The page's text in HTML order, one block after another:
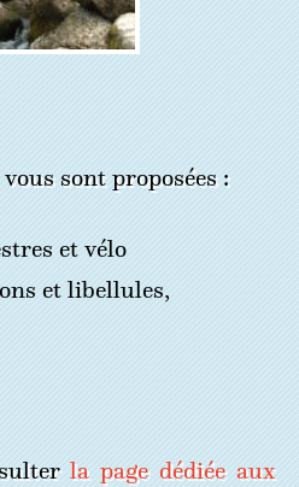
sont proposées :
et vélo
et libellules,
la page dédiée aux